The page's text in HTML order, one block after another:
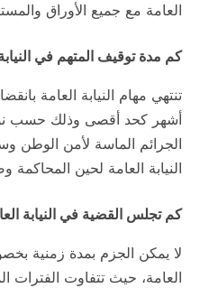
العامة مع جميع الأوراق
كم مدة توقيف المتهم في
تنتهي مهام النيابة العامة
أشهر كحد أقصى وذلك حسب
الجرائم الماسة لأمن الوطن
النيابة العامة لحين المحاكمة
كم تجلس القضية في النيابة
لا يمكن الجزم بمدة زمنية
العامة، حيث تتفاوت